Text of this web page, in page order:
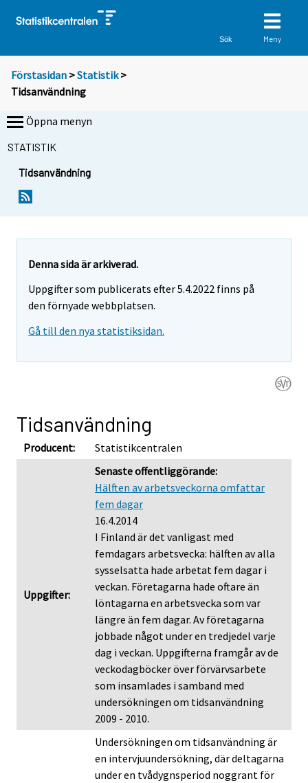
Sök Meny
Förstasidan >Statistik >
Tidsanvändning
Öppna menyn
STATISTIK
Tidsanvändning
Denna sida är arkiverad.
Uppgifter som publicerats efter 5.4.2022 finns på
den förnyade webbplatsen.
Gå till den nya statistiksidan.
Tidsanvändning
Producent: Statistikcentralen
Uppgifter:
Senaste offentliggörande:
Hälften av arbetsveckorna omfattar
fem dagar
16.4.2014
I Finland är det vanligast med
femdagars arbetsvecka: hälften av alla
sysselsatta hade arbetat fem dagar i
veckan. Företagarna hade oftare än
löntagarna en arbetsvecka som var
längre än fem dagar. Av företagarna
jobbade något under en tredjedel varje
dag i veckan. Uppgifterna framgår av de
veckodagböcker över förvärvsarbete
som insamlades i samband med
undersökningen om tidsanvändning
2009 - 2010.
Undersökningen om tidsanvändning är
en intervjuundersökning, där deltagarna
under en tvådygnsperiod noggrant för